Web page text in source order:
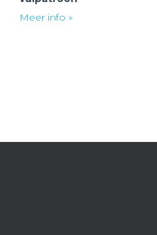
Meer info »